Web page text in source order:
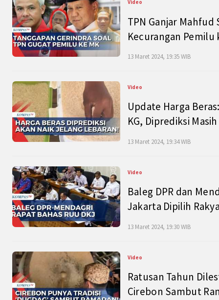
Video
TPN Ganjar Mahfud
Kecurangan Pemilu
13 Maret 2024, 19:35 WIB
Video
Update Harga
KG, Diprediksi
13 Maret 2024, 19:34 WIB
Video
Baleg DPR dan
Jakarta Dipilih
13 Maret 2024, 19:30 WIB
Video
Ratusan Tahun
Cirebon Sambut